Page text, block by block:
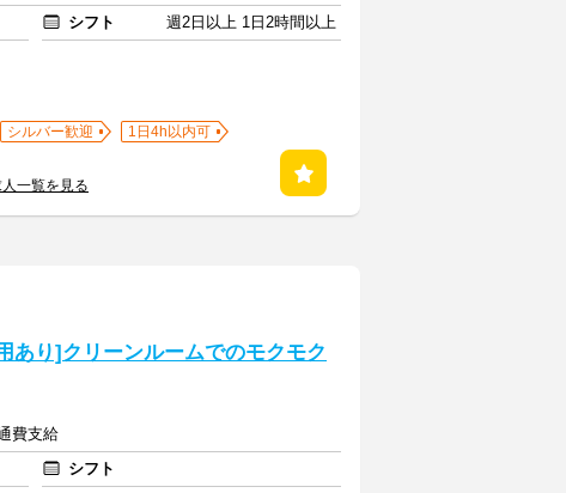
シフト
週2日以上 1日2時間以上
シルバー歓迎
1日4h以内可
一覧を見る
あり]クリーンルームでのモクモク
費支給
シフト